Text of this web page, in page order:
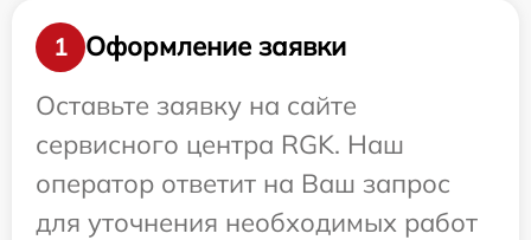
1
Оформление заявки
Оставьте заявку на сайте
сервисного центра RGK. Наш
оператор ответит на Ваш запрос
для уточнения необходимых работ